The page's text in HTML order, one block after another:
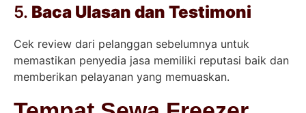
5. Baca Ulasan dan Testimoni
Cek review dari pelanggan sebelumnya untuk
memastikan penyedia jasa memiliki reputasi baik dan
memberikan pelayanan yang memuaskan.